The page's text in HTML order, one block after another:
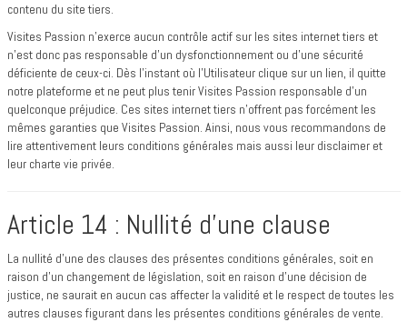
contenu du site tiers.
Visites Passion n’exerce aucun contrôle actif sur les sites internet tiers et
n’est donc pas responsable d’un dysfonctionnement ou d’une sécurité
déficiente de ceux-ci. Dès l’instant où l’Utilisateur clique sur un lien, il quitte
notre plateforme et ne peut plus tenir Visites Passion responsable d’un
quelconque préjudice. Ces sites internet tiers n’offrent pas forcément les
mêmes garanties que Visites Passion. Ainsi, nous vous recommandons de
lire attentivement leurs conditions générales mais aussi leur disclaimer et
leur charte vie privée.
Article 14 : Nullité d’une clause
La nullité d’une des clauses des présentes conditions générales, soit en
raison d’un changement de législation, soit en raison d’une décision de
justice, ne saurait en aucun cas affecter la validité et le respect de toutes les
autres clauses figurant dans les présentes conditions générales de vente.